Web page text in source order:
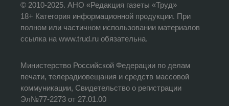
© 2010-2025. АНО «Редакция газеты «Труд»
18+ Категория информационной продукции. При
полном или частичном использовании материалов
ссылка на www.trud.ru обязательна.
Министерство Российской Федерации по делам
печати, телерадиовещания и средств массовой
коммуникации, Свидетельство о регистрации
Эл№77-2273 от 27.01.00